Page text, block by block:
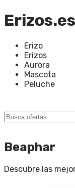
Erizos.es
Erizo
Erizos
Aurora
Mascota
Peluche
Beaphar
Descubre las